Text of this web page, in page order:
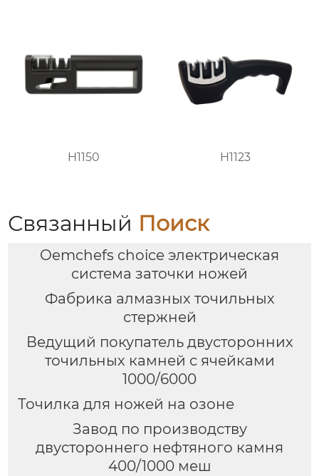
H1150 H1123
Связанный Поиск
Oemchefs choice электрическая
система заточки ножей
Фабрика алмазных точильных
стержней
Ведущий покупатель двусторонних
точильных камней с ячейками
1000/6000
Точилка для ножей на озоне
Завод по производству
двустороннего нефтяного камня
400/1000 меш